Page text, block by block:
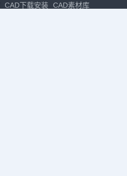
CAD下载安装 CAD素材库